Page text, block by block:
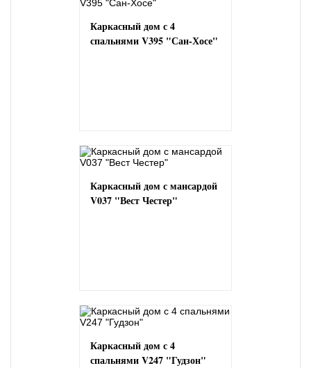
Каркасный дом с 4
спальнями V395 "Сан-Хосе"
Каркасный дом с мансардой
V037 "Вест Честер"
Каркасный дом с 4
спальнями V247 "Гудзон"